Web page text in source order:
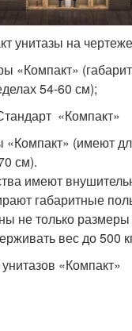
унитазы на чертеже
«Компакт»
54-60 см);
«Компакт»
«Компакт» (имеют
см).
имеют
габаритные
не только размеры
вес до 500
«Компакт»